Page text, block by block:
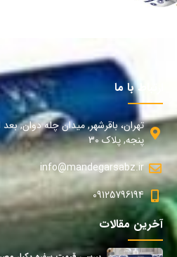
ارتباط با ما
تهران، باقرشهر, میدان چله دوان,
پنجه, پلاک 30
info@mandegarsabz.ir
09125796194
آخرین مقالات